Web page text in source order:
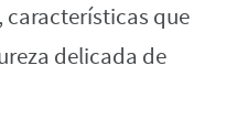
características que
delicada de